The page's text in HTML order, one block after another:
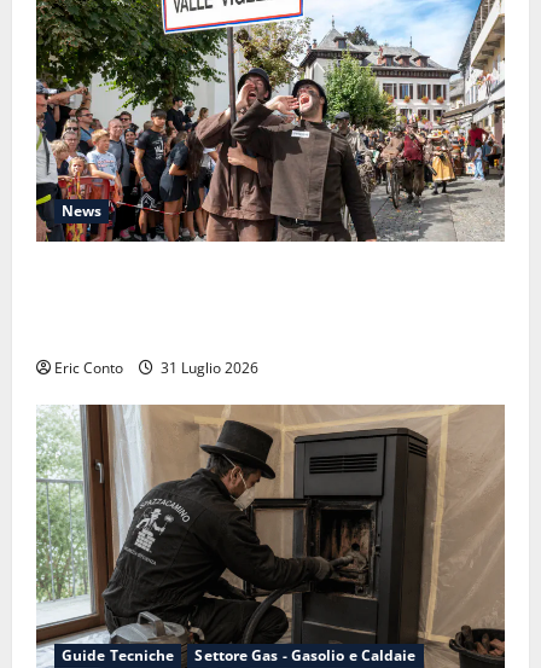
News
Eric Conto 31 Luglio 2026
Guide Tecniche
Settore Gas - Gasolio e Caldaie